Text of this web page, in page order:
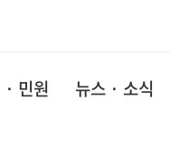
· 민원 뉴스 · 소식